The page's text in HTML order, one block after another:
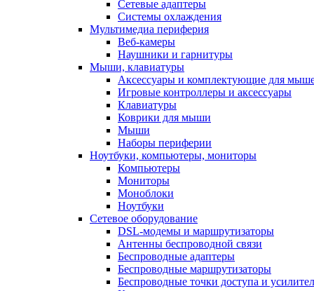
Сетевые адаптеры
Системы охлаждения
Мультимедиа периферия
Веб-камеры
Наушники и гарнитуры
Мыши, клавиатуры
Аксессуары и комплектующие для
Игровые контроллеры и аксессуары
Клавиатуры
Коврики для мыши
Мыши
Наборы периферии
Ноутбуки, компьютеры, мониторы
Компьютеры
Мониторы
Моноблоки
Ноутбуки
Сетевое оборудование
DSL-модемы и маршрутизаторы
Антенны беспроводной связи
Беспроводные адаптеры
Беспроводные маршрутизаторы
Беспроводные точки доступа и